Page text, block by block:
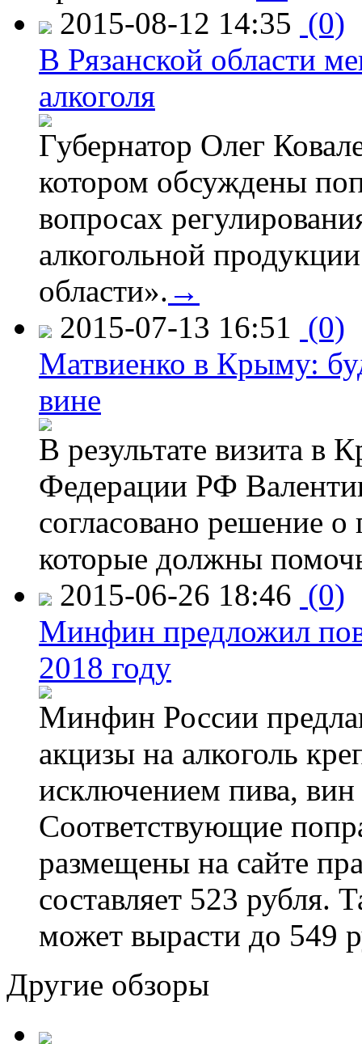
2015-08-12 14:35 (0)
В Рязанской области
алкоголя
Губернатор Олег
котором обсуждены
вопросах
алкогольной
области». →
2015-07-13 16:51 (0)
Матвиенко в Крыму:
вине
В результате визита в
Федерации РФ
согласовано решение
которые должны
2015-06-26 18:46 (0)
Минфин предложил
2018 году
Минфин России
акцизы на алкоголь
исключением пива,
Соответствующие
размещены на сайте
составляет 523 рубля.
может вырасти до 549
Другие обзоры